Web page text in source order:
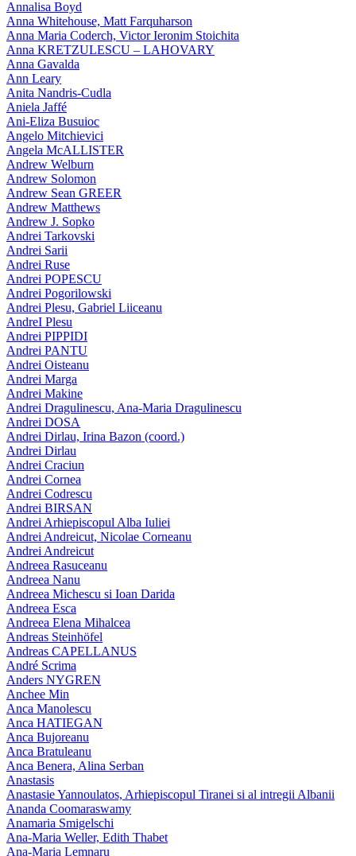
Annalisa Boyd
Anna Whitehouse, Matt Farquharson
Anna Maria Coderch, Victor Ieronim Stoichita
Anna KRETZULESCU – LAHOVARY
Anna Gavalda
Ann Leary
Anita Nandris-Cudla
Aniela Jaffé
Ani-Eliza Busuioc
Angelo Mitchievici
Angela McALLISTER
Andrew Welburn
Andrew Solomon
Andrew Sean GREER
Andrew Matthews
Andrew J. Sopko
Andrei Tarkovski
Andrei Sarii
Andrei Ruse
Andrei POPESCU
Andrei Pogorilowski
Andrei Plesu, Gabriel Liiceanu
AndreI Plesu
Andrei PIPPIDI
Andrei PANTU
Andrei Oisteanu
Andrei Marga
Andrei Makine
Andrei Dragulinescu, Ana-Maria Dragulinescu
Andrei DOSA
Andrei Dirlau, Irina Bazon (coord.)
Andrei Dirlau
Andrei Craciun
Andrei Cornea
Andrei Codrescu
Andrei BIRSAN
Andrei Arhiepiscopul Alba Iuliei
Andrei Andreicut, Nicolae Corneanu
Andrei Andreicut
Andreea Rasuceanu
Andreea Nanu
Andreea Michescu si Ioan Darida
Andreea Esca
Andreea Elena Mihalcea
Andreas Steinhöfel
Andreas CAPELLANUS
André Scrima
Anders NYGREN
Anchee Min
Anca Manolescu
Anca HATIEGAN
Anca Bujoreanu
Anca Bratuleanu
Anca Benera, Alina Serban
Anastasis
Anastasie Yannoulatos, Arhiepiscopul Tiranei si al intregii Albanii
Ananda Coomaraswamy
Anamaria Smigelschi
Ana-Maria Weller, Edith Thabet
Ana-Maria Lemnaru